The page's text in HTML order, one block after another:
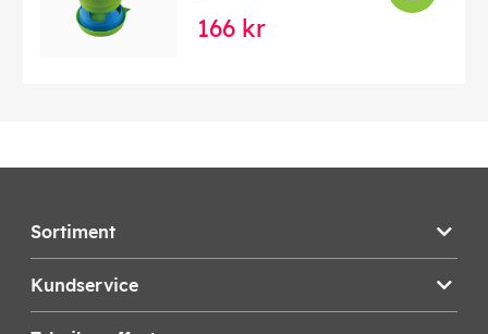
166 kr
Sortiment
Kundservice